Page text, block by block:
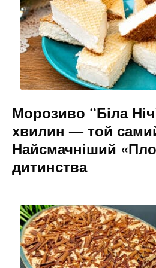
k
er
Морозиво “Біла
хвилин — той
Найсмачніший
дитинства